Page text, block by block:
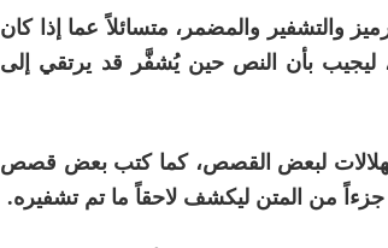
والتشفير والمضمر، متسائلاً عما إذا كان
ليجيب بأن النص حين يُشفَّر قد يرتقي إلى
لبعض القصص، كما كتب بعض قصص
جزءاً من المتن ليكشف لاحقاً ما تم تشفيره.